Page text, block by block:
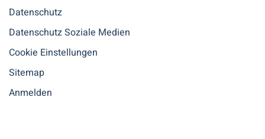
Datenschutz
Datenschutz Soziale Medien
Cookie Einstellungen
Sitemap
Anmelden